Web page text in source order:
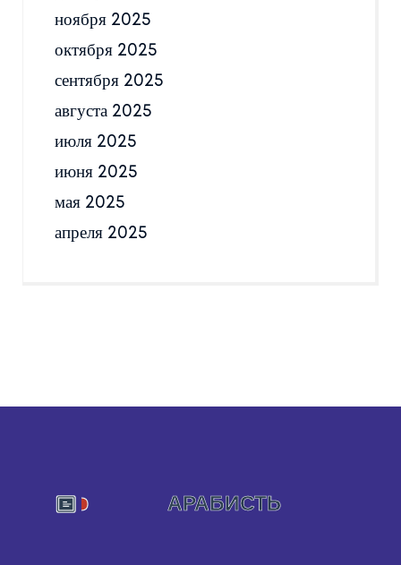
ноября 2025
октября 2025
сентября 2025
августа 2025
июля 2025
июня 2025
мая 2025
апреля 2025